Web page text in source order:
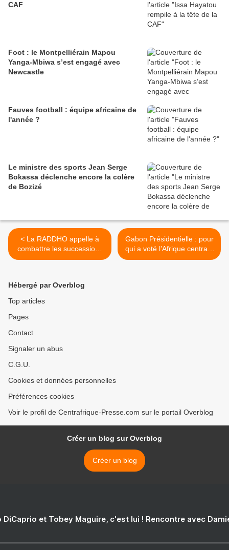
CAF
Foot : le Montpelliérain Mapou
Yanga-Mbiwa s’est engagé avec
Newcastle
Fauves football : équipe africaine de
l'année ?
Le ministre des sports Jean Serge
Bokassa déclenche encore la colère
de Bozizé
< La RADDHO appelle à
combattre les successions
dynastiques en Afrique
Gabon Présidentielle : pour
qui a voté l’Afrique centrale
? (J.A) >
Hébergé par Overblog
Top articles
Pages
Contact
Signaler un abus
C.G.U.
Cookies et données personnelles
Préférences cookies
Voir le profil de Centrafrique-Presse.com sur le portail Overblog
Créer un blog sur Overblog
Créer un blog
DiCaprio et Tobey Maguire, c'est lui ! Rencontre avec